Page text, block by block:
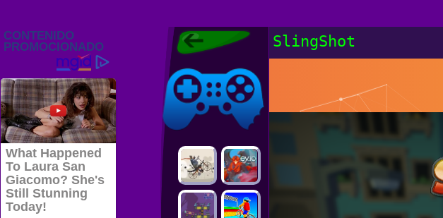
Juegos Friv
2022, Juegos
2022
Juegos Friv
SlingShot